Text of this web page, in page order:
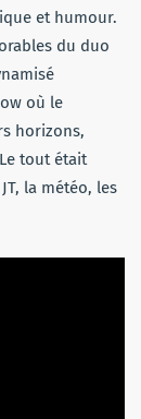
et humour.
du duo
où le
horizons,
tout était
la météo, les